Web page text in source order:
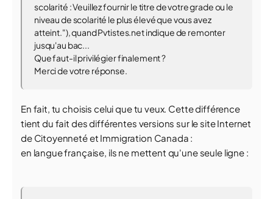
scolarité : Veuillez fournir le titre de votre grade ou le
niveau de scolarité le plus élevé que vous avez
atteint."), quand Pvtistes.net indique de remonter
jusqu'au bac...
Que faut-il privilégier finalement ?
Merci de votre réponse.
En fait, tu choisis celui que tu veux. Cette différence
tient du fait des différentes versions sur le site Internet
de Citoyenneté et Immigration Canada :
en langue française, ils ne mettent qu'une seule ligne :